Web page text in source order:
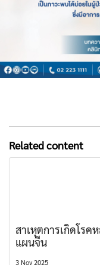
Related content
สาเหุตการเกิดโร
แผนจีน
3 Nov 2025